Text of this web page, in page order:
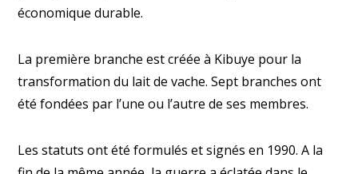
économique durable.
La première branche est créée à Kibuye pour la
transformation du lait de vache. Sept branches ont
été fondées par l’une ou l’autre de ses membres.
Les statuts ont été formulés et signés en 1990. A la